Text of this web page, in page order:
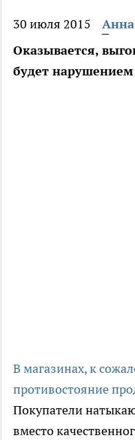
30 июля 2015
Оказывается,
будет нарушением
В магазинах, к
противостояние
Покупатели
вместо